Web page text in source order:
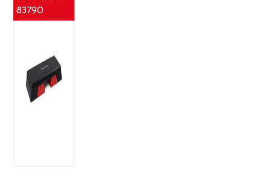
83790